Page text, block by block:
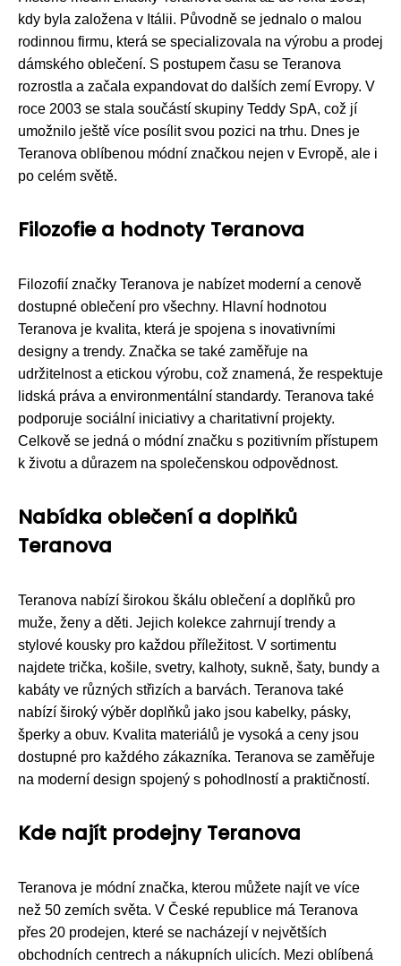
kdy byla založena v Itálii. Původně se jednalo o malou
rodinnou firmu, která se specializovala na výrobu a prodej
dámského oblečení. S postupem času se Teranova
rozrostla a začala expandovat do dalších zemí Evropy. V
roce 2003 se stala součástí skupiny Teddy SpA, což jí
umožnilo ještě více posílit svou pozici na trhu. Dnes je
Teranova oblíbenou módní značkou nejen v Evropě, ale i
po celém světě.
Filozofie a hodnoty Teranova
Filozofií značky Teranova je nabízet moderní a cenově
dostupné oblečení pro všechny. Hlavní hodnotou
Teranova je kvalita, která je spojena s inovativními
designy a trendy. Značka se také zaměřuje na
udržitelnost a etickou výrobu, což znamená, že respektuje
lidská práva a environmentální standardy. Teranova také
podporuje sociální iniciativy a charitativní projekty.
Celkově se jedná o módní značku s pozitivním přístupem
k životu a důrazem na společenskou odpovědnost.
Nabídka oblečení a doplňků
Teranova
Teranova nabízí širokou škálu oblečení a doplňků pro
muže, ženy a děti. Jejich kolekce zahrnují trendy a
stylové kousky pro každou příležitost. V sortimentu
najdete trička, košile, svetry, kalhoty, sukně, šaty, bundy a
kabáty ve různých střizích a barvách. Teranova také
nabízí široký výběr doplňků jako jsou kabelky, pásky,
šperky a obuv. Kvalita materiálů je vysoká a ceny jsou
dostupné pro každého zákazníka. Teranova se zaměřuje
na moderní design spojený s pohodlností a praktičností.
Kde najít prodejny Teranova
Teranova je módní značka, kterou můžete najít ve více
než 50 zemích světa. V České republice má Teranova
přes 20 prodejen, které se nacházejí v největších
obchodních centrech a nákupních ulicích. Mezi oblíbená